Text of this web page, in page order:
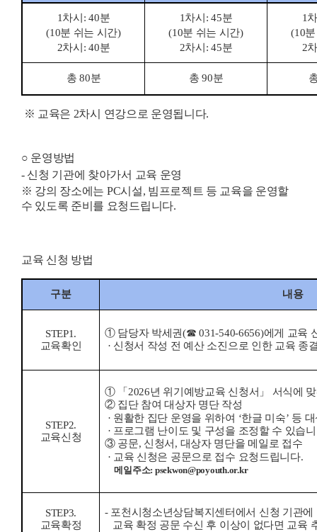
1차시 : 40분
(10분 쉬는 시간)
2차시 : 40분
1차시 : 45분
(10분 쉬는 시간)
2차시 : 45분
1
(10
2
총80분 총90분
※ 교육은 2차시 연강으로 운영됩니다.
○ 운영방법
- 신청 기관에 찾아가서 교육 운영
※ 강의 장소에는 PC시설, 빔프로젝트 등 교육을 운영할
수 있도록 준비를 요청드립니다.
교육 신청 방법
구분 내용
STEP1.
교육확인
① 담당자 박세권(☎031-540-6656)에게 교육
· 신청서 작성 전 예산 소진으로 인한 교육 종
STEP2.
교육신청
① 「 2026년 위기예방교육 신청서 」 서식에
② 집단 참여 대상자 명단 작성
· 원활한 집단 운영을 위하여 ‘한글 미숙’ 등
· 프로그램 난이도 및 구성을 조정할 수 있습
③ 공문, 신청서 , 대상자 명단을 메일로 접수
· 교육 신청은 공문으로 접수 요청드립니다.
메일주소: psekwon@poyouth.or.kr
STEP3.
교육확정
- 포천시청소년상담복지센터에서 신청 기관
교육 확정 공문 수신 후 이상이 없다면 교육